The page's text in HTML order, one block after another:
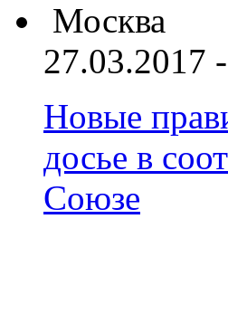
Москва
27.03.2017
Новые
досье в
Союзе